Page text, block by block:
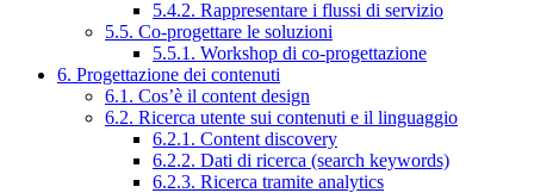
5.4.2. Rappresentare i flussi di servizio
5.5. Co-progettare le soluzioni
5.5.1. Workshop di co-progettazione
6. Progettazione dei contenuti
6.1. Cos’è il content design
6.2. Ricerca utente sui contenuti e il linguaggio
6.2.1. Content discovery
6.2.2. Dati di ricerca (search keywords)
6.2.3. Ricerca tramite analytics